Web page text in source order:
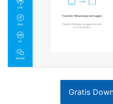
Gratis